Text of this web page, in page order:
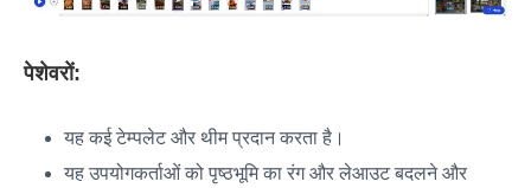
पेशेवरों:
यह कई टेम्पलेट और थीम प्रदान करता है।
यह उपयोगकर्ताओं को पृष्ठभूमि का रंग और लेआउट बदलने और